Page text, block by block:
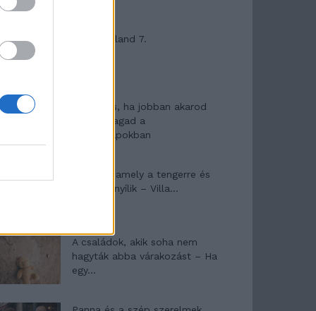
Máltai kaland 7.
10 tanács, ha jobban akarod
érezni magad a
hétköznapokban
Egy ház, amely a tengerre és
a fényre nyílik – Villa...
A családok, akik soha nem
hagyták abba várakozást – Ha
egy...